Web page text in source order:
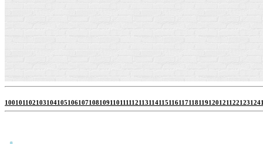
100101102103104105106107108109110111112113114115116117118119120121122123124